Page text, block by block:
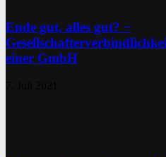
Ende gut, alles gut? −
einer GmbH